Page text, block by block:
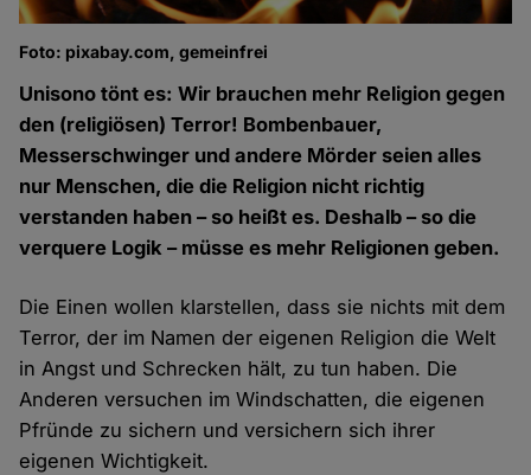
Foto: pixabay.com, gemeinfrei
Unisono tönt es: Wir brauchen mehr Religion gegen
den (religiösen) Terror! Bombenbauer,
Messerschwinger und andere Mörder seien alles
nur Menschen, die die Religion nicht richtig
verstanden haben – so heißt es. Deshalb – so die
verquere Logik – müsse es mehr Religionen geben.
Die Einen wollen klarstellen, dass sie nichts mit dem
Terror, der im Namen der eigenen Religion die Welt
in Angst und Schrecken hält, zu tun haben. Die
Anderen versuchen im Windschatten, die eigenen
Pfründe zu sichern und versichern sich ihrer
eigenen Wichtigkeit.